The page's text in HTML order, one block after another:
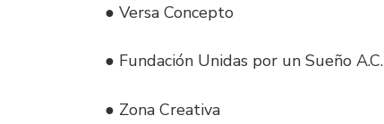
● Versa Concepto
● Fundación Unidas por un Sueño A.C.
● Zona Creativa